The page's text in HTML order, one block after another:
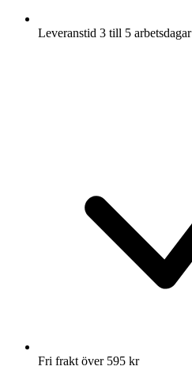
Leveranstid 3 till 5 arbetsdagar
Fri frakt över 595 kr